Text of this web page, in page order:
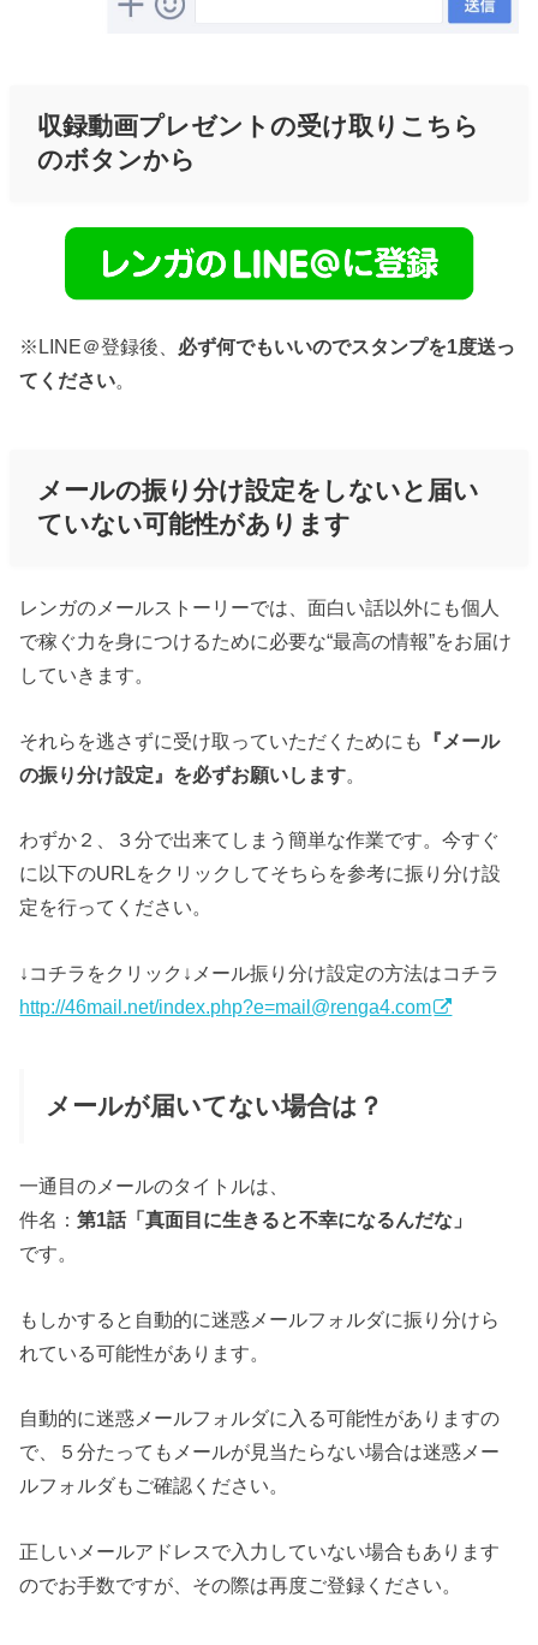
収録動画プレゼントの受け取りこちら
のボタンから
※LINE＠登録後、 必ず何でもいいのでスタンプを1度送っ
てください。
メールの振り分け設定をしないと届い
ていない可能性があります
レンガのメールストーリーでは、面白い話以外にも個人
で稼ぐ力を身につけるために必要な“最高の情報”をお届け
していきます。
それらを逃さずに受け取っていただくためにも
『メール
の振り分け設定』を必ずお願いします。
わずか２、３分で出来てしまう簡単な作業です。今すぐ
に以下のURLをクリックしてそちらを参考に振り分け設
定を行ってください。
↓コチラをクリック↓メール振り分け設定の方法はコチラ
http://46mail.net/index.php?e=mail@renga4.com
メールが届いてない場合は？
一通目のメールのタイトルは、
件名：第1話「真面目に生きると不幸になるんだな」
です。
もしかすると自動的に迷惑メールフォルダに振り分けら
れている可能性があります。
自動的に迷惑メールフォルダに入る可能性がありますの
で、５分たってもメールが見当たらない場合は迷惑メー
ルフォルダもご確認ください。
正しいメールアドレスで入力していない場合もあります
のでお手数ですが、その際は再度ご登録ください。